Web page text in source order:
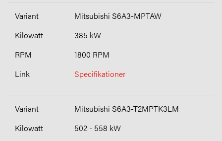
Mitsubishi S6A3-MPTAW
385 kW
1800 RPM
Specifikationer
Mitsubishi S6A3-T2MPTK3LM
502 - 558 kW